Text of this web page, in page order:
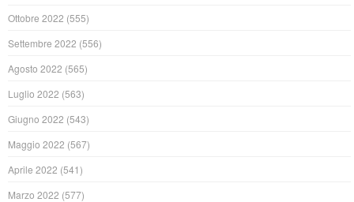
Ottobre 2022 (555)
Settembre 2022 (556)
Agosto 2022 (565)
Luglio 2022 (563)
Giugno 2022 (543)
Maggio 2022 (567)
Aprile 2022 (541)
Marzo 2022 (577)